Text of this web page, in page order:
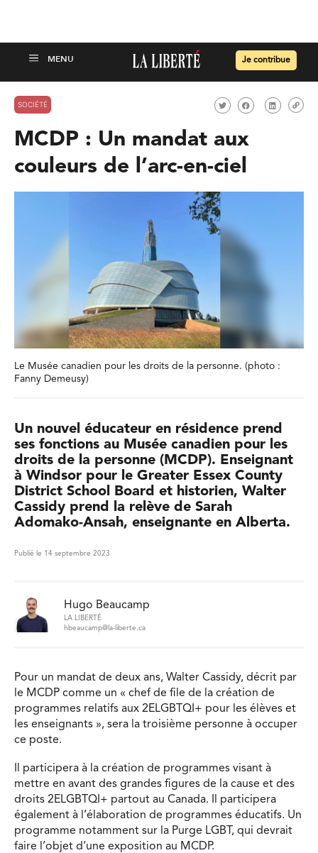
Je contribue
SOCIÉTÉ
MCDP : Un mandat aux
couleurs de l’arc-en-ciel
Le Musée canadien pour les droits de la personne. (photo :
Fanny Demeusy)
Un nouvel éducateur en résidence prend
ses fonctions au Musée canadien pour les
droits de la personne (MCDP). Enseignant
à Windsor pour le Greater Essex County
District School Board et historien, Walter
Cassidy prend la relève de Sarah
Adomako-Ansah, enseignante en Alberta.
Publié le 14 septembre 2023
Hugo Beaucamp
LA LIBERTÉ
hbeaucamp@la-liberte.ca
Pour un mandat de deux ans, Walter Cassidy, décrit par
le MCDP comme un « chef de file de la création de
programmes relatifs aux 2ELGBTQI+ pour les élèves et
les enseignants », sera la troisième personne à occuper
ce poste.
Il participera à la création de programmes visant à
mettre en avant des grandes figures de la cause et des
droits 2ELGBTQI+ partout au Canada. Il participera
également à l’élaboration de programmes éducatifs. Un
programme notamment sur la Purge LGBT, qui devrait
faire l’objet d’une exposition au MCDP.